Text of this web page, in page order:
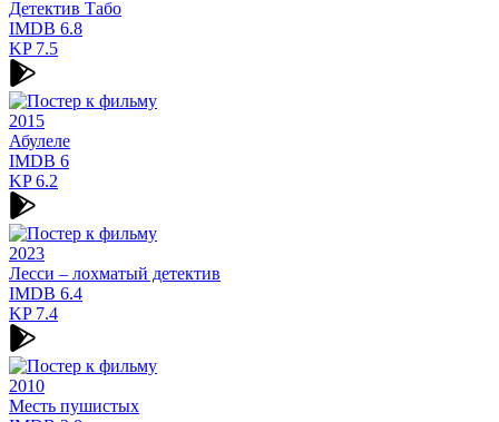
Детектив Табо
IMDB 6.8
KP7.5
2015
Абулеле
IMDB 6
KP6.2
2023
Лесси – лохматый детектив
IMDB 6.4
KP7.4
2010
Месть пушистых